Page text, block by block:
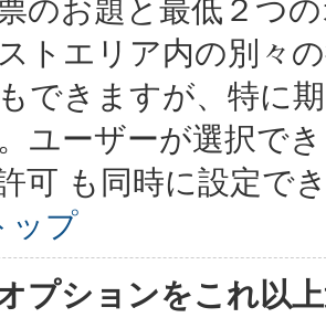
のお題と最低２つ
トエリア内の別々
できますが、特に
ユーザーが選択で
可 も同時に設定で
ップ
プションをこれ以